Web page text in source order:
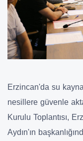
Erzincan'da su
nesillere güvenle
Kurulu Toplantısı,
Aydın'ın